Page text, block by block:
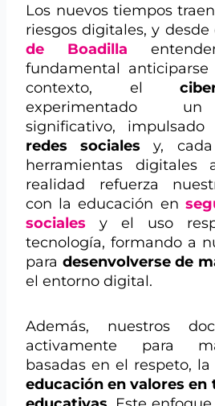
Los nuevos tiempos
riesgos digitales, y desde
de Boadilla
fundamental
contexto, el
experimentado
significativo,
redes sociales y,
herramientas digitales
realidad refuerza
con la educación en
sociales
y el uso
tecnología, formando a
para desenvolverse de
el entorno digital.
Además, nuestros
activamente para
basadas en el respeto,
educación en valores en